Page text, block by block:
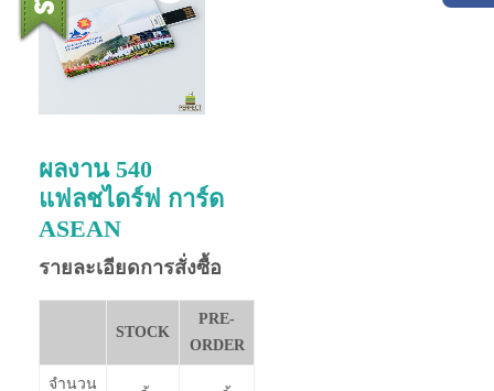
ผลงาน 540
แฟลชไดร์ฟ การ์ด
ASEAN
รายละเอียดการสั่งซื้อ
STOCK
PRE-
ORDER
จำนวน